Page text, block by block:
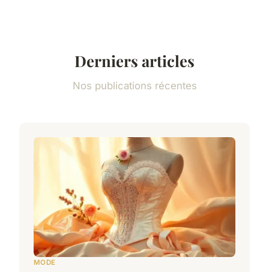
Derniers articles
Nos publications récentes
MODE